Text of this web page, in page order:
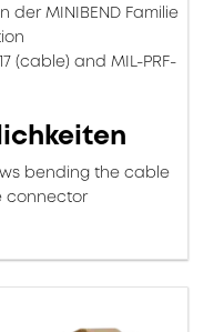
der MINIBEND Familie
(cable) and MIL-PRF-
bending the cable
connector